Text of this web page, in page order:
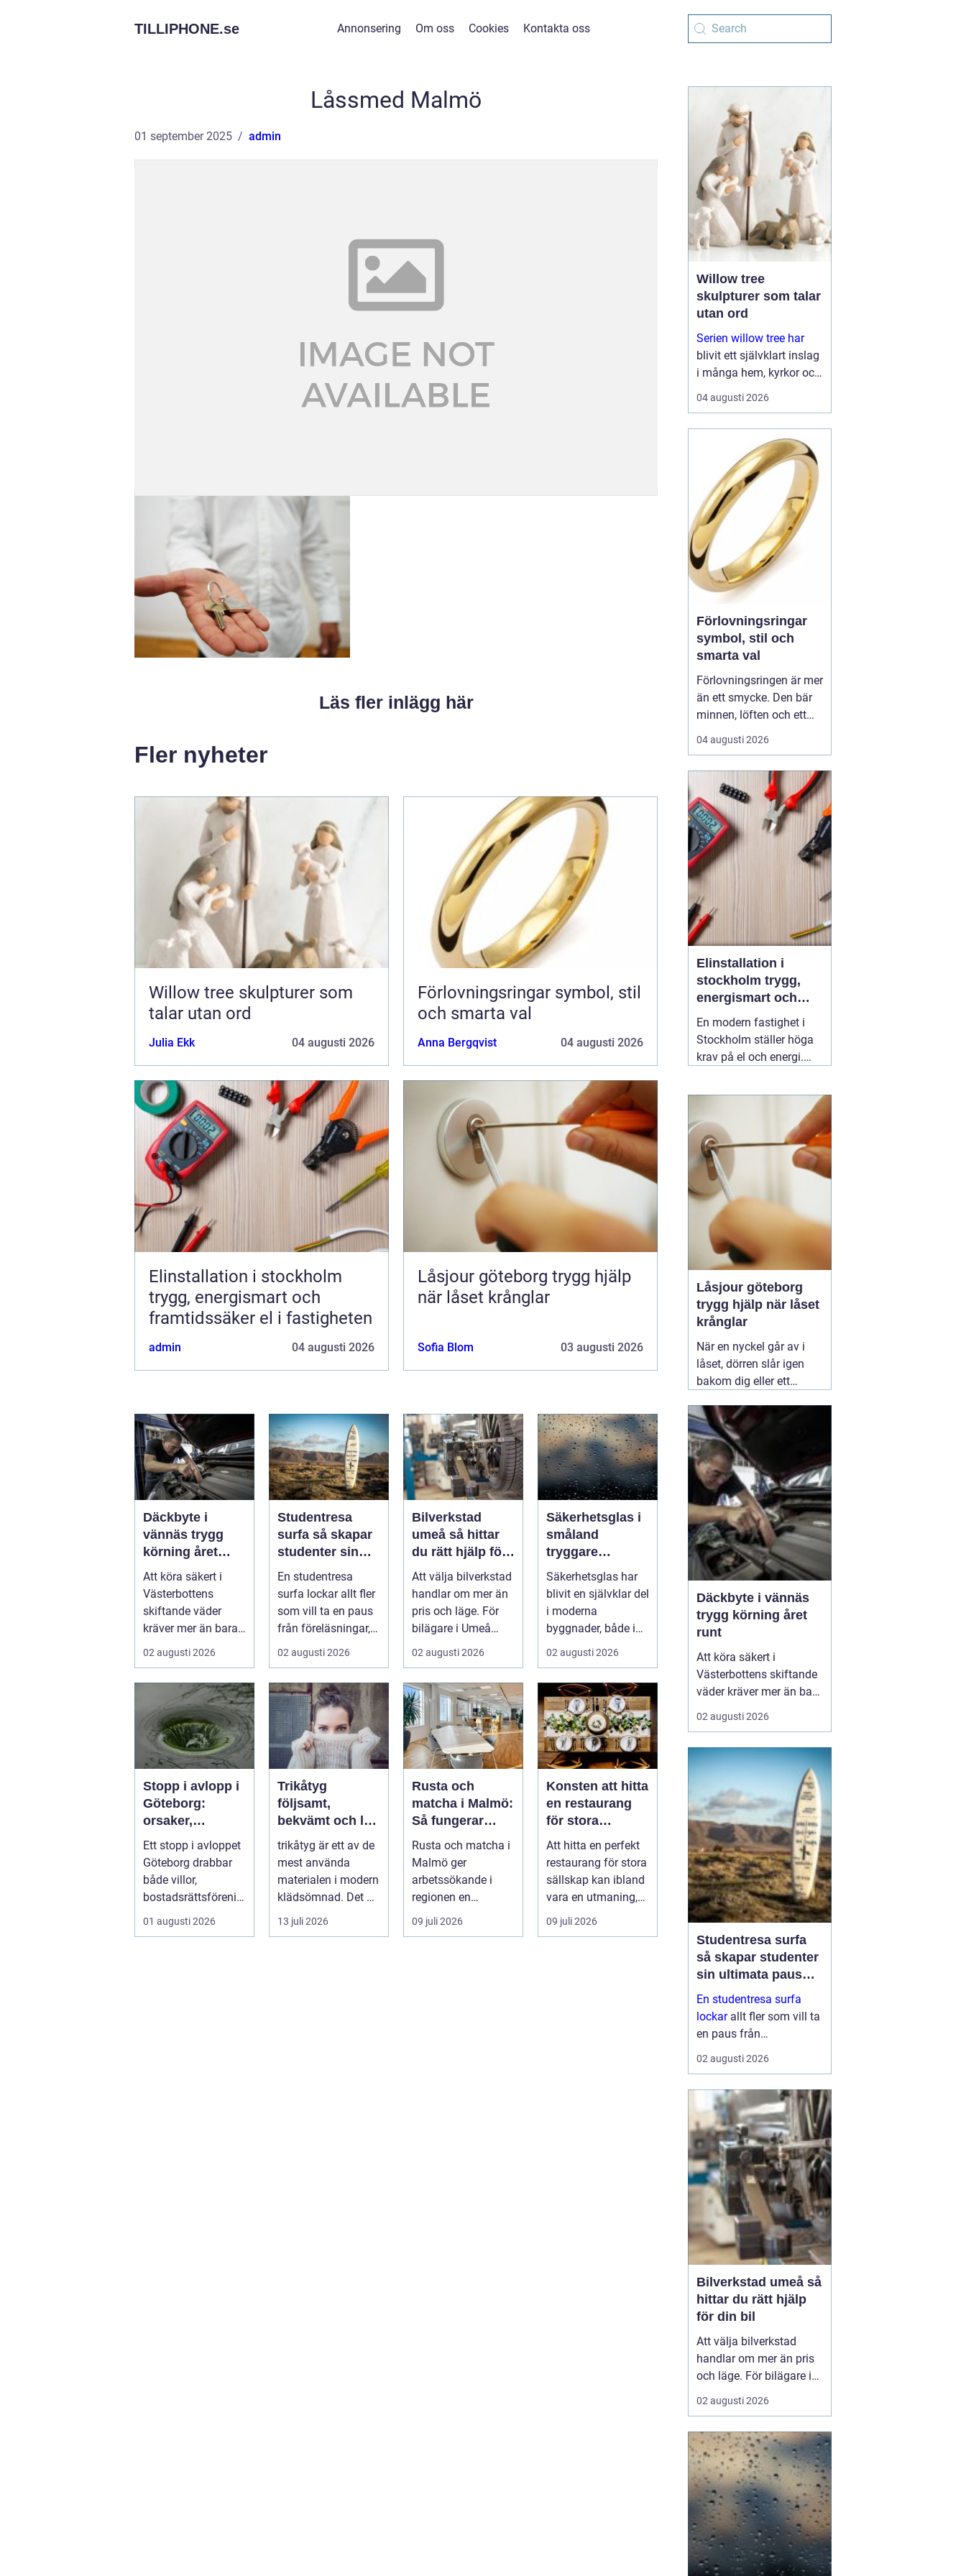
TILLIPHONE.se Annonsering Om oss Cookies Kontakta oss
Låssmed Malmö
01 september 2025 admin
Läs fler inlägg här
Fler nyheter
Willow tree skulpturer som
talar utan ord
Julia Ekk 04 augusti 2026
Förlovningsringar symbol, stil
och smarta val
Anna Bergqvist 04 augusti 2026
Elinstallation i stockholm
trygg, energismart och
framtidssäker el i fastigheten
admin 04 augusti 2026
Låsjour göteborg trygg hjälp
när låset krånglar
Sofia Blom 03 augusti 2026
Däckbyte i
vännäs trygg
körning året
runt
Att köra säkert i
Västerbottens
skiftande väder
kräver mer än bara
ett körkort och en
pålitlig bil. ...
02 augusti 2026
Studentresa
surfa så skapar
studenter sin
ultimata paus
från plugget
En studentresa
surfa lockar allt fler
som vill ta en paus
från föreläsningar,
tentaplugg och
sena kv...
02 augusti 2026
Bilverkstad
umeå så hittar
du rätt hjälp för
din bil
Att välja bilverkstad
handlar om mer än
pris och läge. För
bilägare i Umeå
väger trygghet,
tillgängl...
02 augusti 2026
Säkerhetsglas i
småland
tryggare
byggnader med
smarta
glaslösningar
Säkerhetsglas har
blivit en självklar del
i moderna
byggnader, både i
hem och offentliga
miljöer. I ...
02 augusti 2026
Stopp i avlopp i
Göteborg:
orsaker,
lösningar och
hur problem kan
undvikas
Ett stopp i avloppet
Göteborg drabbar
både villor,
bostadsrättsförenin
gar och h...
01 augusti 2026
Trikåtyg
följsamt,
bekvämt och lätt
att lyckas med
trikåtyg är ett av de
mest använda
materialen i modern
klädsömnad. Det är
mjukt, elastiskt och
formb...
13 juli 2026
Rusta och
matcha i Malmö:
Så fungerar
stödet för dig
som söker jobb
Rusta och matcha i
Malmö ger
arbetssökande i
regionen en
strukturerad och
personlig vä...
09 juli 2026
Konsten att hitta
en restaurang
för stora
sällskap på
Östermalm i
Stockholm
Att hitta en perfekt
restaurang för stora
sällskap kan ibland
vara en utmaning,
särsk...
09 juli 2026
Willow tree
skulpturer som talar
utan ord
Serien willow tree har
blivit ett självklart inslag
i många hem, kyrkor och
arbetsrum. De stilla
figurerna utan ansikten
känslor. De uttrycker
kärlek, sorg, hopp och
tacksa...
04 augusti 2026
Förlovningsringar
symbol, stil och
smarta val
Förlovningsringen är mer
än ett smycke. Den bär
minnen, löften och ett
vardagsliv tillsammans.
Samtidigt innebär valet
vilket material håller
bäst, hur skiljer sig olika
stilar åt och hur hittar
man rätt storlek utan
stress? Med...
04 augusti 2026
Elinstallation i
stockholm trygg,
energismart och
framtidssäker el i
fastigheten
En modern fastighet i
Stockholm ställer höga
krav på el och energi.
värmepumpar,
ventilation, laddboxar
och solcellsbatterier ska
fungera tillsammans
säkert, effektivt och utan
onödigt krångel. En
augusti 2026
Låsjour göteborg
trygg hjälp när låset
krånglar
När en nyckel går av i
låset, dörren slår igen
bakom dig eller ett
och karm, uppstår ofta
stress och osäkerhet. I
den stunden spelar
klockslaget ingen roll du
behöver hjälp direkt. En
03 augusti 2026
Däckbyte i vännäs
trygg körning året
runt
Att köra säkert i
Västerbottens skiftande
väder kräver mer än bara
ett körkort och en pålitlig
bil. Däckens skick och
roll för både
bromssträcka, kontroll
och komfort. I en ort
som Vännäs, där
vintrarna ofta är långa
och vägar...
02 augusti 2026
Studentresa surfa
så skapar studenter
sin ultimata paus
från plugget
En studentresa surfa
lockarallt fler som vill ta
en paus från
föreläsningar, tentaplugg
och sena kvällar i
både fysisk utmaning
och mental
återhämtning, samtidigt
som ...
02 augusti 2026
Bilverkstad umeå så
hittar du rätt hjälp
för din bil
Att välja bilverkstad
handlar om mer än pris
och läge. För bilägare i
Umeå väger trygghet,
tillgänglighet och tydliga
tungt. Enmodern
bilverkst...
02 augusti 2026